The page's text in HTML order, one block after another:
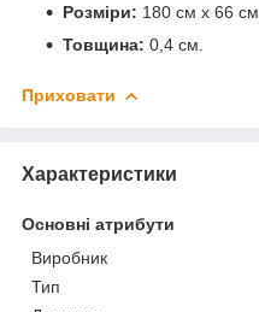
Розміри: 180 см х 66 см.
Товщина: 0,4 см.
Приховати
Характеристики
Основні атрибути
Виробник
Тип